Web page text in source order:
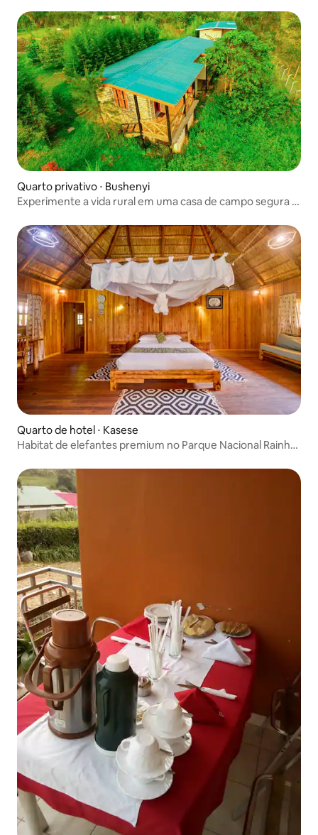
Quarto privativo ⋅ Bushenyi
Experimente a vida rural em uma casa de campo segura e
Quarto de hotel ⋅ Kasese
Habitat de elefantes premium no Parque Nacional Rainha